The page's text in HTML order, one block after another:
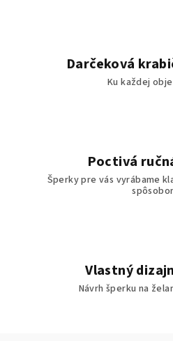
Darčeková
Ku každej
Poctivá
Šperky pre vás vyrábame
Vlastný
Návrh šperku na